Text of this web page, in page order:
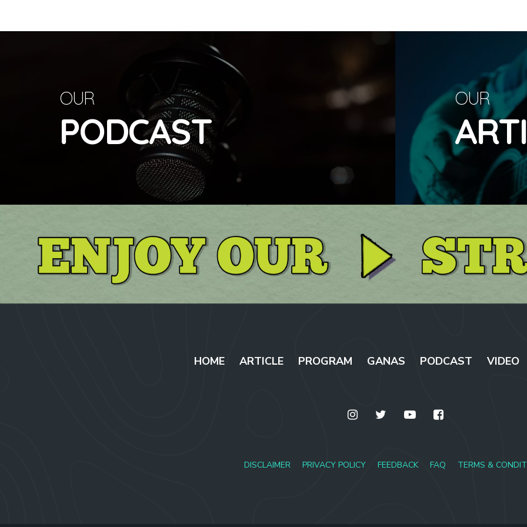
OUR
PODCAST
OUR
HOME ARTICLE PROGRAM GANAS PODCAST VIDEO
DISCLAIMER PRIVACY POLICY FEEDBACK FAQ TERMS &